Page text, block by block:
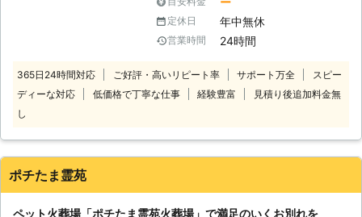
ったペットが安らかな旅立ちができる
よう、最後まで丁寧にお見送りさせて
いただきます。 大切な家族だからこ
族のことを考えた低価格のペット葬儀
をご提供いたします！ またペット葬
質問ください。 24時間365日対応さ
員が親切丁寧な対応で、お客様のお悩
みを解決するお手伝いをいたします。
定休日 年中無休
営業時間 24時間
365日24時間対応 ご好評・高いリピート率 サポート万全
スピー
ディーな対応
低価格で丁寧な仕事 経験豊富
見積り後追加料金無
し
ポチたま霊苑
ペット火葬場「ポチたま霊苑火葬場」で満足のいくお別れを